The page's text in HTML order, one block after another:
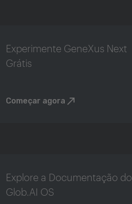
Experimente GeneXus Next
Grátis
Começar agora
Explore a Documentação do
Glob.AI OS